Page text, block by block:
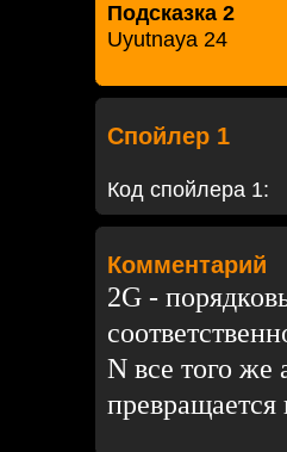
Подсказка 2
Uyutnaya 24
Спойлер 1
Код спойлера 1:
Комментарий
2G -
N все того
превращается